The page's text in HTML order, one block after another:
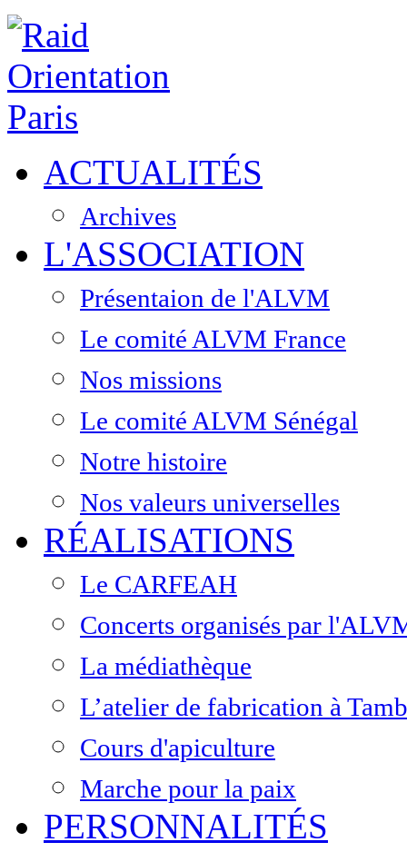
ACTUALITÉS
Archives
L'ASSOCIATION
Présentaion de l'ALVM
Le comité ALVM France
Nos missions
Le comité ALVM Sénégal
Notre histoire
Nos valeurs universelles
RÉALISATIONS
Le CARFEAH
Concerts organisés par
La médiathèque
L’atelier de fabrication à
Cours d'apiculture
Marche pour la paix
PERSONNALITÉS